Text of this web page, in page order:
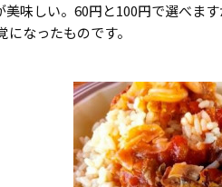
味しい。60円と100円で選べま
なったものです。